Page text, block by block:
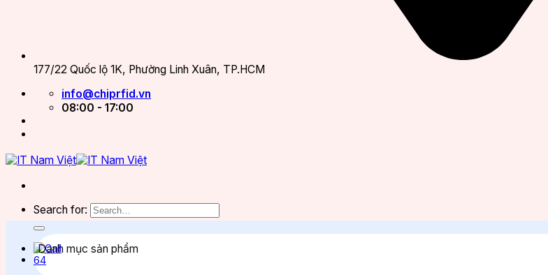
177/22 Quốc lộ 1K, Phường Linh Xuân, TP.HCM
info@chiprfid.vn
08:00 - 17:00
Search for:
Danh mục sản phẩm